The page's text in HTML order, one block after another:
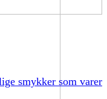
smykker som varer